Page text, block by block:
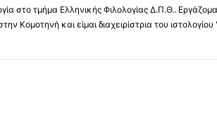
στο τμήμα Ελληνικής Φιλολογίας Δ.Π.Θ..
Κομοτηνή και είμαι διαχειρίστρια του